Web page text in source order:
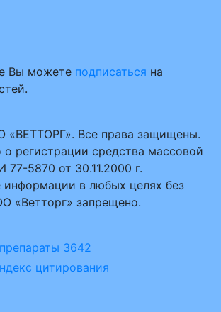
Вы можете подписаться на
«ВЕТТОРГ». Все права защищены.
о регистрации средства массовой
5870 от 30.11.2000 г.
информации в любых целях без
«Ветторг» запрещено.
3642